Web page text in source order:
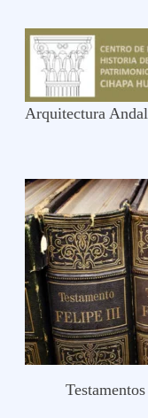
Arquitectura